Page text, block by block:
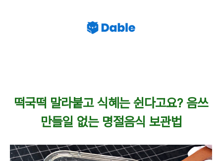
떡국떡 말라붙고 식혜는 쉰다고요? 음쓰
만들일 없는 명절음식 보관법